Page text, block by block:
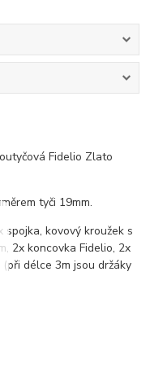
Fidelio Zlato
tyči 19mm.
kovový kroužek s
2x koncovka Fidelio, 2x
délce 3m jsou držáky